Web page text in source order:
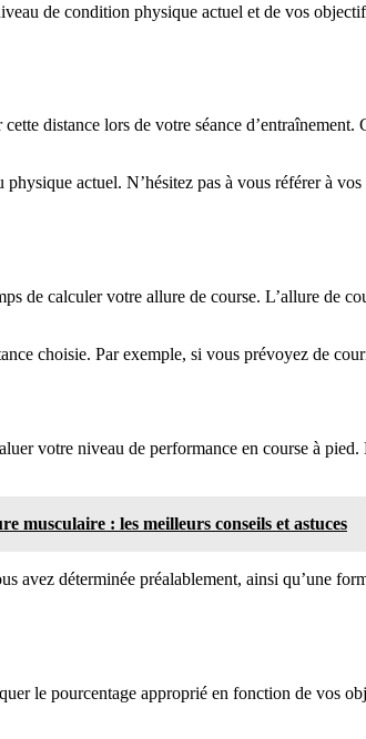
de condition physique actuel et de vos
distance lors de votre séance
actuel. N’hésitez pas à vous référer à
de calculer votre allure de course. L’allure de
choisie. Par exemple, si vous prévoyez de
votre niveau de performance en course à
musculaire : les meilleurs conseils et astuces
déterminée préalablement, ainsi qu’une
le pourcentage approprié en fonction de vos